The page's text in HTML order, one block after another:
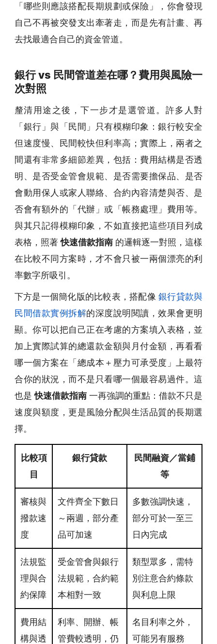
「哪些則應該搭配長期規劃或保險」，你會發現
自己不再被突發支出牽著走，而是先有計畫、再
去找最適合自己的資金管道。
銀行 vs 民間管道差在哪？費用與風險一
次對照
釐清用途之後，下一步才是選管道。許多人對
「銀行」與「民間」只有模糊印象：銀行較安全
但速度慢、民間較快但利率高；實際上，兩者之
間還有非常多細節差異，包括：費用結構是否透
明、是否受金管會規範、是否需要擔保品、是否
會動用保人或家人聯絡、合約內容清楚與否、是
否會有額外的「代辦」或「帳務處理」費用等。
與其只記得模糊印象，不如直接把這些項目列成
表格，照著快速借款指南 的邏輯逐一對照，這樣
在比較不同方案時，才不會只被一兩個漂亮的利
率數字所吸引。
下方是一個簡化版的比較表，搭配像 銀行貸款與
民間借款實例拆解的深度說明閱讀，效果會更明
顯。你可以把自己正在考慮的方案填入表格，並
加上實際試算的總還款金額與月付金額，再看看
哪一個方案在「總成本＋壓力可承受度」上最符
合你的狀況，而不是只看哪一個最容易過件。這
也是快速借款指南 一再強調的重點：借款不只是
速度與額度，更是風險分配與生活品質的長期選
擇。
比較項
目
銀行貸款
民間融資／當鋪
等
審核與
撥款速
度
文件齊全下數日
～兩週，部分產
品可加速
多數強調快速，
部分可於一至三
日內完成
法規監
理與合
約保障
受金管會與銀行
法規範，合約範
本相對一致
類型眾多，需特
別注意合約條款
與利息上限
費用結
構與透
利率、開辦、帳
管費較透明，仍
名目利率之外，
可能另有服務